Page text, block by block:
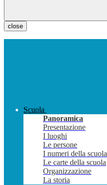
close
Scuola
Panoramica
Presentazione
I luoghi
Le persone
I numeri della scuola
Le carte della scuola
Organizzazione
La storia